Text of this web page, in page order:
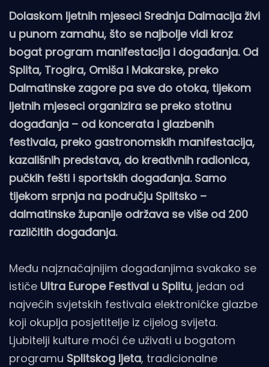
Dolaskom ljetnih mjeseci Srednja Dalmacija živi
u punom zamahu, što se najbolje vidi kroz
bogat program manifestacija i događanja. Od
Splita, Trogira, Omiša i Makarske, preko
Dalmatinske zagore pa sve do otoka, tijekom
ljetnih mjeseci organizira se preko stotinu
događanja – od koncerata i glazbenih
festivala, preko gastronomskih manifestacija,
kazališnih predstava, do kreativnih radionica,
pučkih fešti i sportskih događanja. Samo
tijekom srpnja na području Splitsko –
dalmatinske županije održava se više od 200
različitih događanja.
Među najznačajnijim događanjima svakako se
ističe Ultra Europe Festival u Splitu, jedan od
najvećih svjetskih festivala elektroničke glazbe
koji okuplja posjetitelje iz cijelog svijeta.
Ljubitelji kulture moći će uživati u bogatom
programu Splitskog ljeta, tradicionalne